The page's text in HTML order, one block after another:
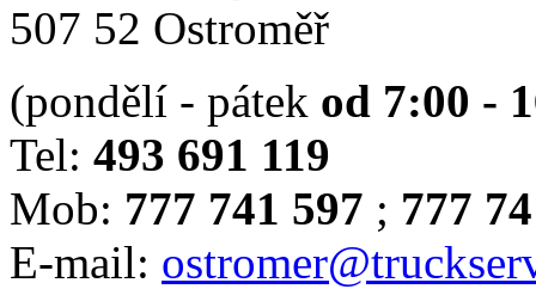
507 52 Ostroměř
(pondělí - pátek od 7:00 -
Tel: 493 691 119
Mob: 777 741 597 ; 777
E-mail: